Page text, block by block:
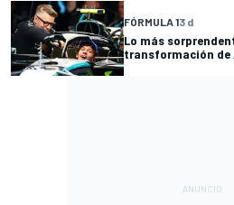
FÓRMULA 13 d
Lo más
transformación de